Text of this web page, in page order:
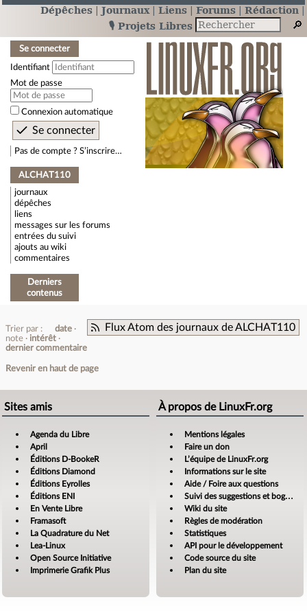
Dépêches Journaux Liens Forums
Rédaction
🎙️ Projets Libres
Se connecter
Identifiant
Mot de passe
Connexion automatique
Pas de compte ? S’inscrire…
ALCHAT110
journaux
dépêches
liens
messages sur les forums
entrées du suivi
ajouts au wiki
commentaires
Derniers
contenus
Flux Atom des journaux de ALCHAT110
Trier par :
date
note
intérêt
dernier commentaire
Revenir en haut de page
Sites amis
Agenda du Libre
April
Éditions D-BookeR
Éditions Diamond
Éditions Eyrolles
Éditions ENI
En Vente Libre
Framasoft
La Quadrature du Net
Lea-Linux
Open Source Initiative
Imprimerie Grafik Plus
À propos de LinuxFr.org
Mentions légales
Faire un don
L’équipe de LinuxFr.org
Informations sur le site
Aide / Foire aux questions
Suivi des suggestions et bogues
Wiki du site
Règles de modération
Statistiques
API pour le développement
Code source du site
Plan du site